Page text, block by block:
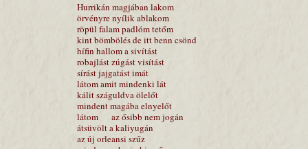
Hurrikán magjában lakom
örvényre nyílik ablakom
röpül falam padlóm tetőm
kint bömbölés de itt benn csönd
hífin hallom a sivítást
robajlást zúgást visítást
sírást jajgatást imát
látom amit mindenki lát
kálit száguldva ölelőt
mindent magába elnyelőt
látom az ősibb nem jogán
átsüvölt a kaliyugán
az új orleansi szűz